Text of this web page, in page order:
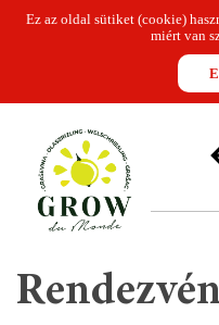
Ez az oldal sütiket (cookie)
miért van
RENDEZVÉNYJELENTKEZÉS